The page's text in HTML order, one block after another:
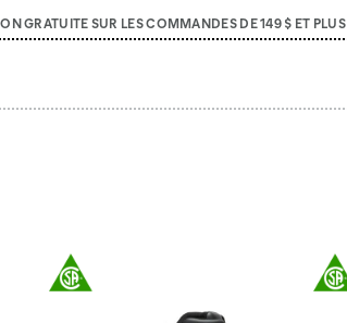
GRATUITE SUR LES COMMANDES DE 149 $ ET PLUS